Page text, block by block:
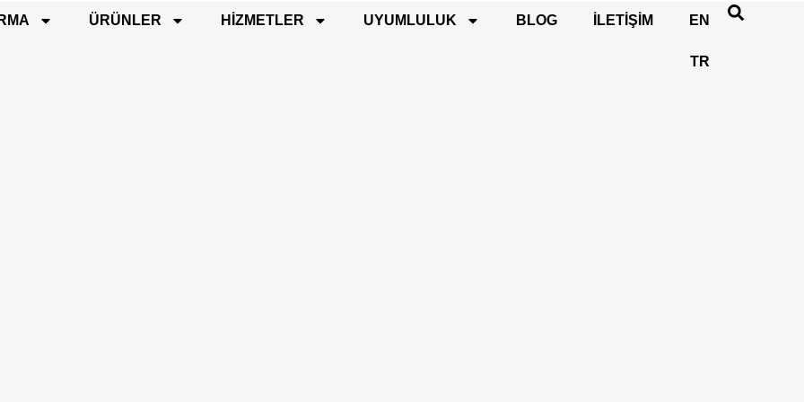
ÜRÜNLER HIZMETLER UYUMLULUK BLOG İLETIŞIM EN
TR